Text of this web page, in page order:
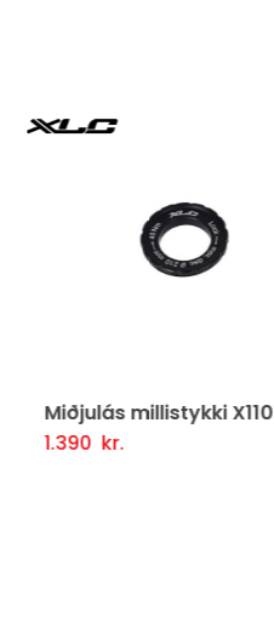
Miðjulás millistykki X110
1.390kr.
Setja Í Körfu